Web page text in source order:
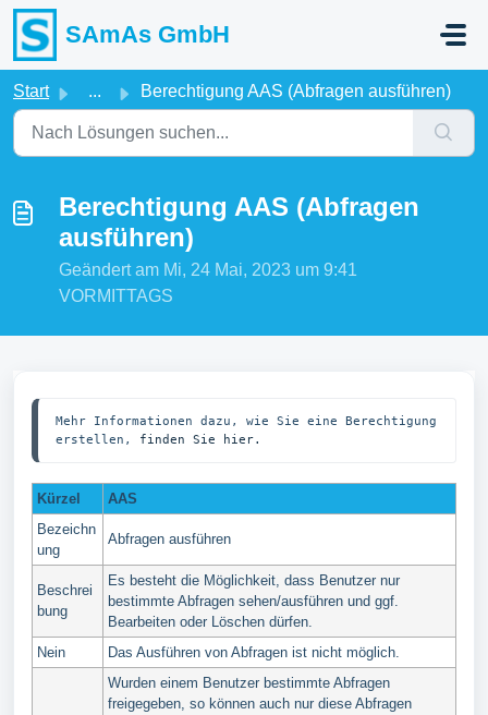
Zum hauptsächlichen Inhalt gehen
SAmAs GmbH
Start ... Berechtigung AAS (Abfragen ausführen)
Berechtigung AAS (Abfragen
ausführen)
Geändert am Mi, 24 Mai, 2023 um 9:41
VORMITTAGS
Mehr Informationen dazu, wie Sie eine Berechtigung
erstellen, finden Sie hier.
Kürzel
AAS
Bezeichn
ung
Abfragen ausführen
Beschrei
bung
Es besteht die Möglichkeit, dass Benutzer nur
bestimmte Abfragen sehen/ausführen und ggf.
Bearbeiten oder Löschen dürfen.
Nein
Das Ausführen von Abfragen ist nicht möglich.
Wurden einem Benutzer bestimmte Abfragen
freigegeben, so können auch nur diese Abfragen